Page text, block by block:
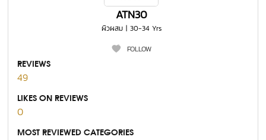
ATN30
ผิวผสม | 30-34 Yrs
FOLLOW
REVIEWS
49
LIKES ON REVIEWS
0
MOST REVIEWED CATEGORIES